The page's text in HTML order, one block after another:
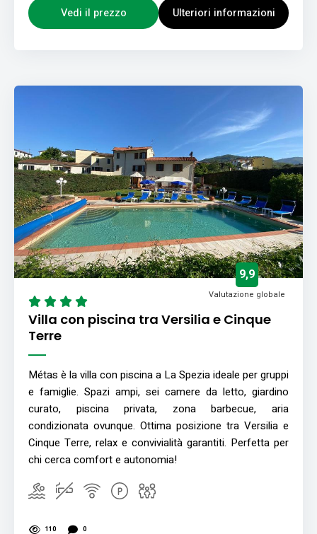
Vedi il prezzo Ulteriori informazioni
Villa con piscina tra Versilia e Cinque
Terre
9,9
Valutazione globale
Métas è la villa con piscina a La Spezia ideale per gruppi
e famiglie. Spazi ampi, sei camere da letto, giardino
curato, piscina privata, zona barbecue, aria
condizionata ovunque. Ottima posizione tra Versilia e
Cinque Terre, relax e convivialità garantiti. Perfetta per
chi cerca comfort e autonomia!
110 0